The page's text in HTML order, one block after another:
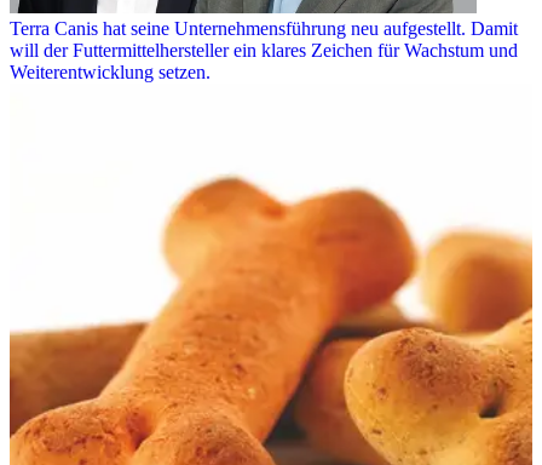
Terra Canis hat seine Unternehmensführung neu aufgestellt. Damit
will der Futtermittelhersteller ein klares Zeichen für Wachstum und
Weiterentwicklung setzen.